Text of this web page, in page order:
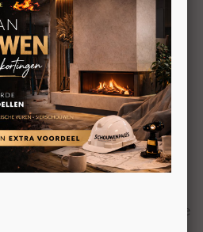
massieve houtkachel
met zwaar
een optimale warmteafgifte
Het vuur is goed te
luchttoevoer.
blijft de glasruit langere